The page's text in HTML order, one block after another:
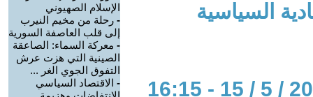
السياسية
الإسلام الصهيوني
- رحلة من مخيم النيرب
إلى قلب العاصفة السورية
- معركة السماء: الصاعقة
الصينية التي هزت عرش
التفوق الجوي الغر ...
- الاقتصاد السياسي